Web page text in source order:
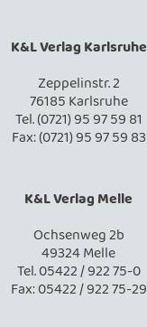
K&L Verlag Karlsruhe
Zeppelinstr. 2
76185 Karlsruhe
Tel. (0721) 95 97 59 81
Fax: (0721) 95 97 59 83
K&L Verlag Melle
Ochsenweg 2b
49324 Melle
Tel. 05422 / 922 75-0
Fax: 05422 / 922 75-29